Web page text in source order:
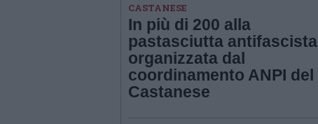
CASTANESE
In più di 200 alla
pastasciutta antifascista
organizzata dal
coordinamento ANPI del
Castanese